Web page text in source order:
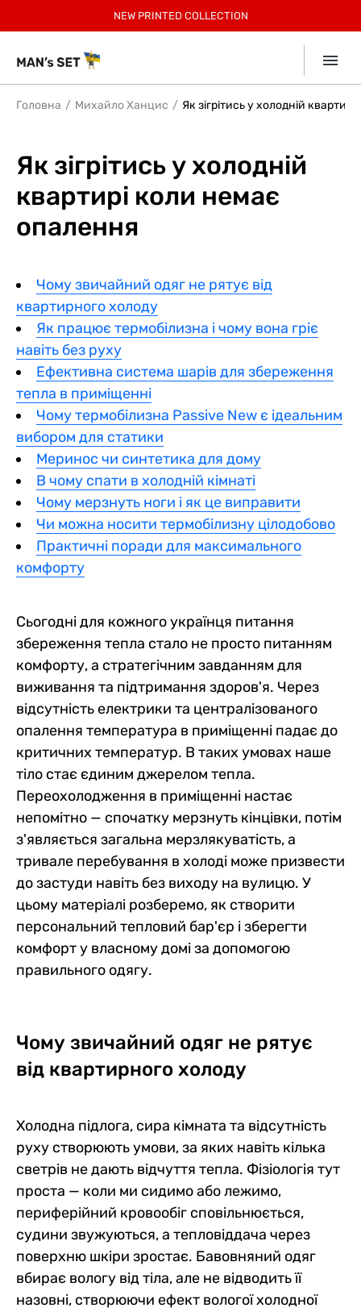
NEW PRINTED COLLECTION
SUMMER SALE до -40%
NEWSUMMER SOFTCollection
SUMMER КОЛЕКЦІЯ!
НОВИНКИ У СПОРТ КОЛЕКЦІЇ!
РЕЄСТРУЙСЯ, 30% БОНУСІВ ЗА ПЕРШЕ ЗАМОВЛЕННЯ
БЕЗКОШТОВНА ДОСТАВКА ПО УКРАЇНІ ВІД 2599 ГРН
7% КЕШБЕК ВІД mono ДЕТАЛІ В ДОДАТКУ
15% учасникам Клубу.Приєднатись
ЗАОЩАДЖУЙТЕ З КОМПЛЕКТАМИ ДО 12%
Головна Михайло Ханцис Як зігрітись у холодній
Як зігрітись у холодній
квартирі коли немає
опалення
Чому звичайний одяг не рятує від
квартирного холоду
Як працює термобілизна і чому вона гріє
навіть без руху
Ефективна система шарів для збереження
тепла в приміщенні
Чому термобілизна Passive New є ідеальним
вибором для статики
Меринос чи синтетика для дому
В чому спати в холодній кімнаті
Чому мерзнуть ноги і як це виправити
Чи можна носити термобілизну цілодобово
Практичні поради для максимального
комфорту
Сьогодні для кожного українця питання
збереження тепла стало не просто питанням
комфорту, а стратегічним завданням для
виживання та підтримання здоров'я. Через
відсутність електрики та централізованого
опалення температура в приміщенні падає до
критичних температур. В таких умовах наше
тіло стає єдиним джерелом тепла.
Переохолодження в приміщенні настає
непомітно — спочатку мерзнуть кінцівки, потім
з'являється загальна мерзлякуватість, а
тривале перебування в холоді може призвести
до застуди навіть без виходу на вулицю. У
цьому матеріалі розберемо, як створити
персональний тепловий бар'єр і зберегти
комфорт у власному домі за допомогою
правильного одягу.
Чому звичайний одяг не рятує
від квартирного холоду
Холодна підлога, сира кімната та відсутність
руху створюють умови, за яких навіть кілька
светрів не дають відчуття тепла. Фізіологія тут
проста — коли ми сидимо або лежимо,
периферійний кровообіг сповільнюється,
судини звужуються, а тепловіддача через
поверхню шкіри зростає. Бавовняний одяг
вбирає вологу від тіла, але не відводить її
назовні, створюючи ефект вологої холодної